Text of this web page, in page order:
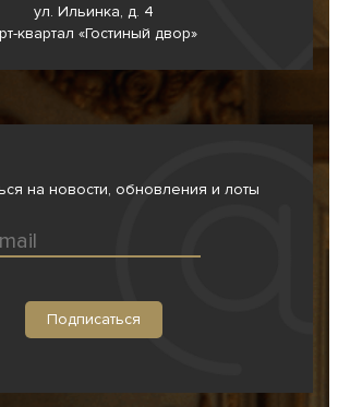
ул. Ильинка, д. 4
квартал «Гостиный двор»
на новости, обновления и лоты